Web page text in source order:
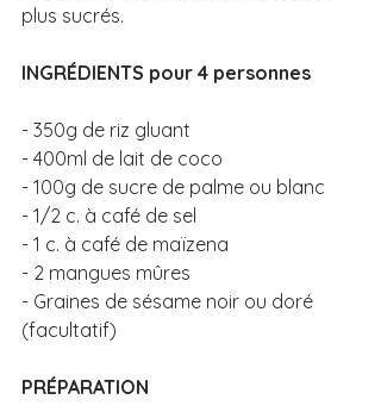
plus sucrés.
INGRÉDIENTS pour 4 personnes
- 350g de riz gluant
- 400ml de lait de coco
- 100g de sucre de palme ou blanc
- 1/2 c. à café de sel
- 1 c. à café de maïzena
- 2 mangues mûres
- Graines de sésame noir ou doré
(facultatif)
PRÉPARATION